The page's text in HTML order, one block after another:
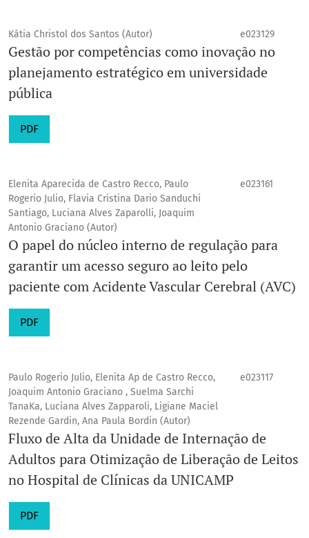
Kátia Christol dos Santos (Autor) e023129
Gestão por competências como inovação no
planejamento estratégico em universidade
pública
PDF
Elenita Aparecida de Castro Recco, Paulo
Rogerio Julio, Flavia Cristina Dario Sanduchi
Santiago, Luciana Alves Zaparolli, Joaquim
Antonio Graciano (Autor)
e023161
O papel do núcleo interno de regulação para
garantir um acesso seguro ao leito pelo
paciente com Acidente Vascular Cerebral (AVC)
PDF
Paulo Rogerio Julio, Elenita Ap de Castro Recco,
Joaquim Antonio Graciano , Suelma Sarchi
TanaKa, Luciana Alves Zapparoli, Ligiane Maciel
Rezende Gardin, Ana Paula Bordin (Autor)
e023117
Fluxo de Alta da Unidade de Internação de
Adultos para Otimização de Liberação de Leitos
no Hospital de Clínicas da UNICAMP
PDF